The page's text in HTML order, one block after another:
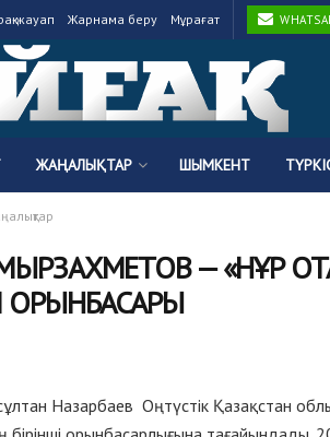
жауап Жарнама беру Мұрағат
ЖАҢАЛЫҚТАР ШЫМКЕНТ
— «НҰР
ОРЫНБАСАРЫ
Назарбаев Оңтүстік Қазақстан